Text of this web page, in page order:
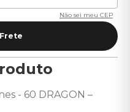
Não sei meu CEP
- 60 DRAGON –